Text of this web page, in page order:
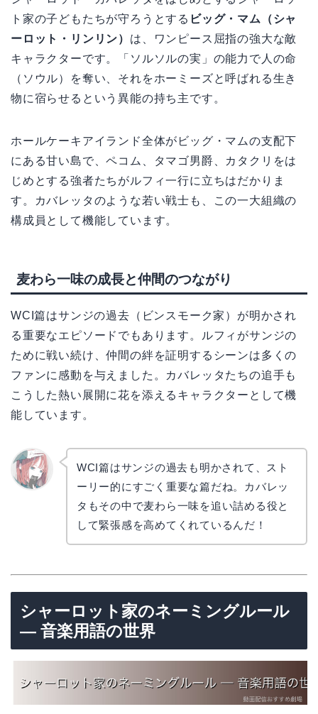
ト家の子どもたちが守ろうとする ビッグ・マム（シャ
ーロット・リンリン） は、ワンピース屈指の強大な敵
キャラクターです。「ソルソルの実」の能力で人の命
（ソウル）を奪い、それをホーミーズと呼ばれる生き
物に宿らせるという異能の持ち主です。
ホールケーキアイランド全体がビッグ・マムの支配下
にある甘い島で、ペコム、タマゴ男爵、カタクリをは
じめとする強者たちがルフィ一行に立ちはだかりま
す。カバレッタのような若い戦士も、この一大組織の
構成員として機能しています。
麦わら一味の成長と仲間のつながり
WCI篇はサンジの過去（ビンスモーク家）が明かされ
る重要なエピソードでもあります。ルフィがサンジの
ために戦い続け、仲間の絆を証明するシーンは多くの
ファンに感動を与えました。カバレッタたちの追手も
こうした熱い展開に花を添えるキャラクターとして機
能しています。
WCI篇はサンジの過去も明かされて、スト
ーリー的にすごく重要な篇だね。カバレッ
タもその中で麦わら一味を追い詰める役と
して緊張感を高めてくれているんだ！
シャーロット家のネーミングルール
— 音楽用語の世界